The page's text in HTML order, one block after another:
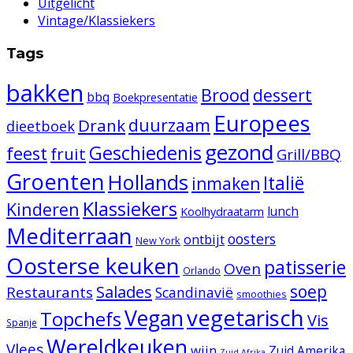
Vintage/Klassiekers
Tags
bakken bbq Boekpresentatie Brood dessert
dieetboek Drankduurzaam Europees
feest fruit Geschiedenis gezond Grill/BBQ
Groenten Hollands inmaken Italië
Kinderen Klassiekers Koolhydraatarm lunch
Mediterraan New York ontbijtoosters
Oosterse keuken Orlando Oven patisserie
Restaurants Salades Scandinavië smoothies soep
Spanje TopchefsVeganvegetarisch Vis
Wereldkeuken